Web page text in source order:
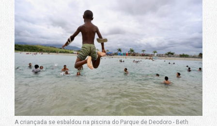
A criançada se esbaldou na piscina do Parque de Deodoro - Beth